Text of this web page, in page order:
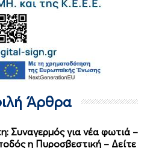
Άρθρα
Συναγερμός για νέα φωτιά –
η Πυροσβεστική – Δείτε